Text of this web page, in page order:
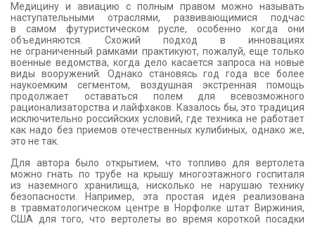
МЕДИА
КОНТАКТЫ
Медицину и авиацию с полным правом можно называть
наступательными отраслями, развивающимися подчас
в самом футуристическом русле, особенно когда они
объединяются. Схожий подход в инновациях
не ограниченный рамками практикуют, пожалуй, еще только
военные ведомства, когда дело касается запроса на новые
виды вооружений. Однако становясь год года все более
наукоемким сегментом, воздушная экстренная помощь
продолжает оставаться полем для всевозможного
рационализаторства и лайфхаков. Казалось бы, это традиция
исключительно российских условий, где техника не работает
как надо без приемов отечественных кулибиных, однако же,
это не так.
Для автора было открытием, что топливо для вертолета
можно гнать по трубе на крышу многоэтажного госпиталя
из наземного хранилища, нисколько не нарушаю технику
безопасности. Например, эта простая идея реализована
в травматологическом центре в Норфолке штат Виржиния,
США для того, что вертолеты во время короткой посадки